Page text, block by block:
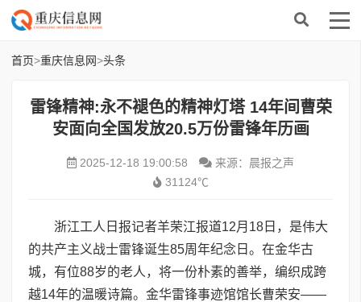
首页>重庆信息网>头条
雷锋精神:永不褪色的精神灯塔 ​14年间曹荣
安面向全国发放20.5万份雷锋年历画
2025-12-18 19:00:58
来源：晨报之声
31124℃
浙江工人日报记者羊荣江报道12月18日，是伟大
的共产主义战士雷锋诞生85周年纪念日。在金华古
城，有位88岁的老人，将一份朴素的善举，编织成跨
越14年的温暖诗篇。金华雷锋事迹馆馆长曹荣安——